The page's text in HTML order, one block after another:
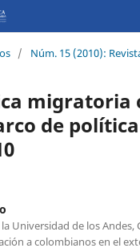
/ Núm. 15 (2010):
migratoria
de
Universidad de los Andes,
a colombianos en el